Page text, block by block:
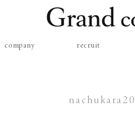
company recruit